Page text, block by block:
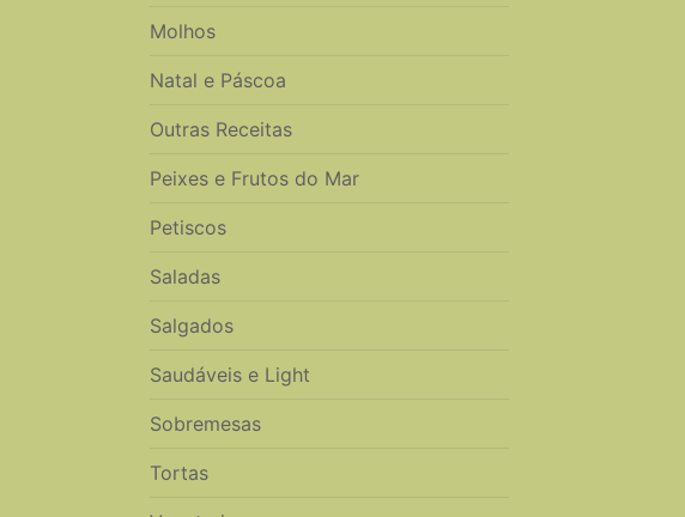
Molhos
Natal e Páscoa
Outras Receitas
Peixes e Frutos do Mar
Petiscos
Saladas
Salgados
Saudáveis e Light
Sobremesas
Tortas